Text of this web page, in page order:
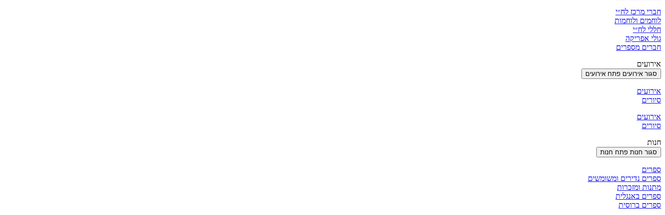
חברי מרכז לח״י
לוחמים ולוחמות
חללי לח״י
גולי אפריקה
חברים מספרים
אירועים
סגור אירועים פתח אירועים
אירועים
סיורים
אירועים
סיורים
חנות
סגור חנות פתח חנות
ספרים
ספרים נדירים ומשומשים
מתנות ומזכרות
ספרים באנגלית
ספרים ברוסית